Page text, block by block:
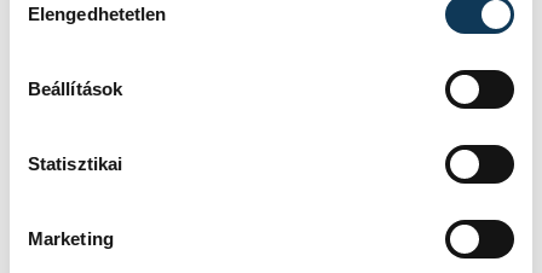
Elengedhetetlen
Beállítások
Statisztikai
Marketing
Szemán János hozzátette, tanítványaival
Pulában az amfiteátrumban töltötték a
szilvesztert, ahol felejthetetlen
sport